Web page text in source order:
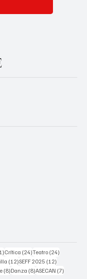
31 posts
Crítica (24)24 posts
Teatro (24)
(12)12 posts
SEFF 2025 (12)
(8)8 posts
Danza (8)8 posts
ASECAN (7)